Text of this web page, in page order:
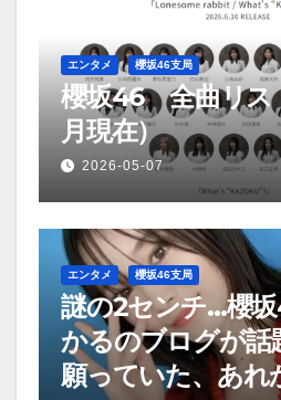
ョ
ン
エンタメ 櫻坂46支局
櫻坂46 全曲リス
月現在）
2026-05-07
エンタメ 櫻坂46支局
謎の2センチ…櫻
かるのブログが
願っていた、あれ